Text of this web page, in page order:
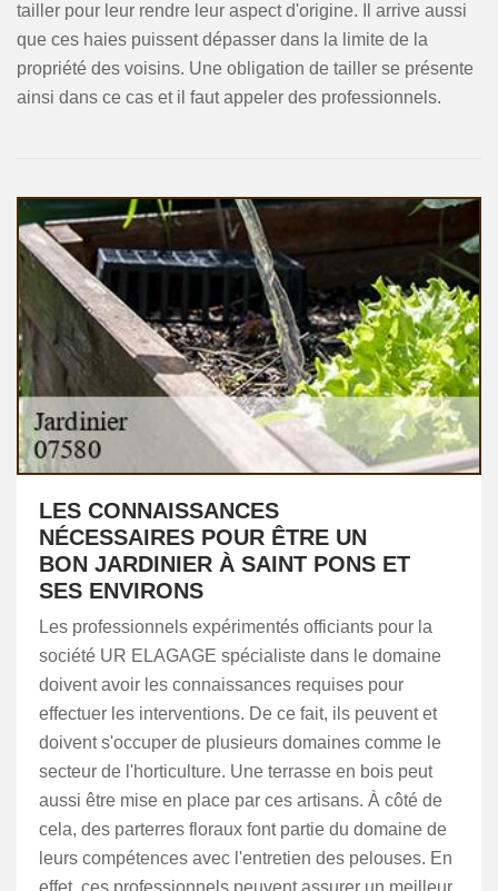
tailler pour leur rendre leur aspect d'origine. Il arrive aussi
que ces haies puissent dépasser dans la limite de la
propriété des voisins. Une obligation de tailler se présente
ainsi dans ce cas et il faut appeler des professionnels.
LES CONNAISSANCES
NÉCESSAIRES POUR ÊTRE UN
BON JARDINIER À SAINT PONS ET
SES ENVIRONS
Les professionnels expérimentés officiants pour la
société UR ELAGAGE spécialiste dans le domaine
doivent avoir les connaissances requises pour
effectuer les interventions. De ce fait, ils peuvent et
doivent s'occuper de plusieurs domaines comme le
secteur de l'horticulture. Une terrasse en bois peut
aussi être mise en place par ces artisans. À côté de
cela, des parterres floraux font partie du domaine de
leurs compétences avec l'entretien des pelouses. En
effet, ces professionnels peuvent assurer un meilleur